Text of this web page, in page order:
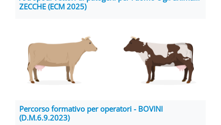
ZECCHE (ECM 2025)
Percorso formativo per operatori - BOVINI
(D.M.6.9.2023)